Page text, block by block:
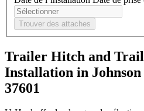
Trouver des attaches
Trailer Hitch and
Installation in Johnson
37601